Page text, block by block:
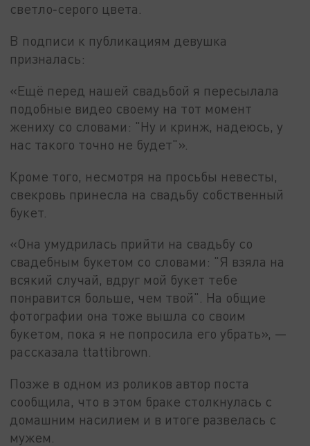
светло‑серого цвета.
В подписи к публикациям девушка
призналась:
«Ещё перед нашей свадьбой я пересылала
подобные видео своему на тот момент
жениху со словами: "Ну и кринж, надеюсь, у
нас такого точно не будет"».
Кроме того, несмотря на просьбы невесты,
свекровь принесла на свадьбу собственный
букет.
«Она умудрилась прийти на свадьбу со
свадебным букетом со словами: "Я взяла на
всякий случай, вдруг мой букет тебе
понравится больше, чем твой". На общие
фотографии она тоже вышла со своим
букетом, пока я не попросила его убрать», —
рассказала ttattibrown.
Позже в одном из роликов автор поста
сообщила, что в этом браке столкнулась с
домашним насилием и в итоге развелась с
мужем.